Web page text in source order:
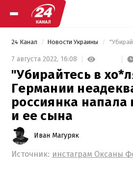
24 Канал Новости Украины
7 августа 2022, 16:08
"Убирайтесь в
Германии
россиянка напала
и ее сына
Иван Магуряк
Источник: инстаграм Оксаны